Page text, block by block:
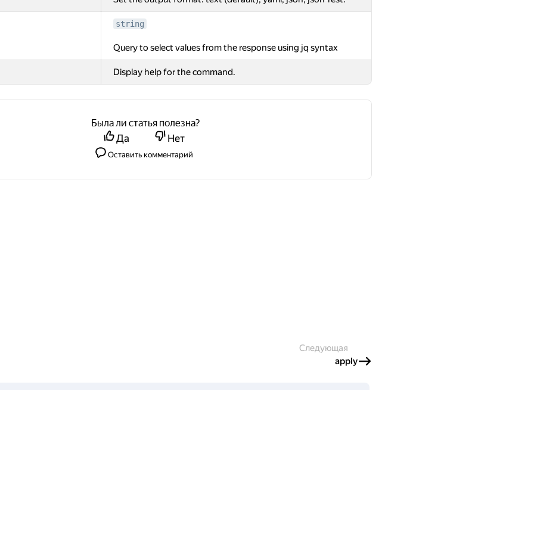
string
Query to select values from the response using jq syntax
Display help for the command.
Была ли статья полезна?
Да
Нет
Оставить комментарий
Следующая
apply